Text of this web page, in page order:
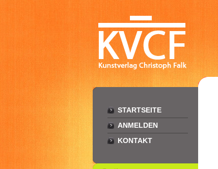
STARTSEITE
ANMELDEN
KONTAKT